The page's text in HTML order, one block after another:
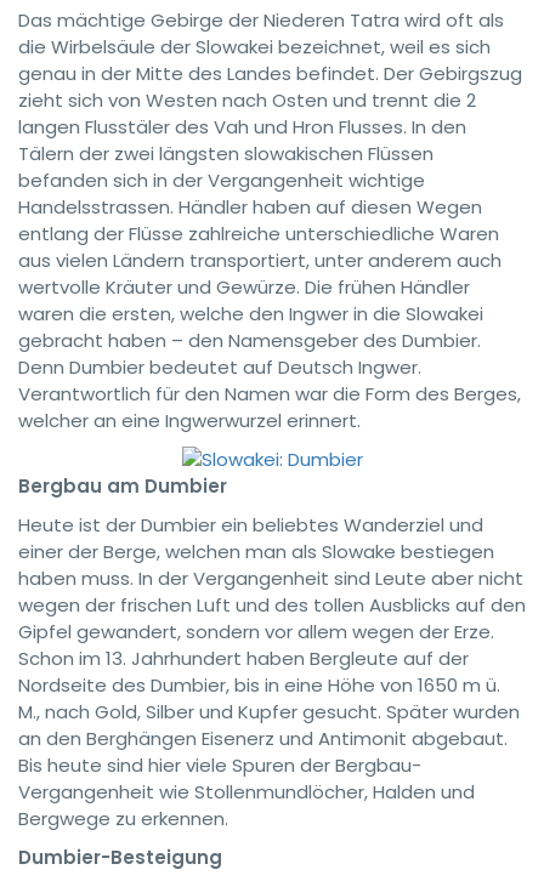
Das mächtige Gebirge der Niederen Tatra wird oft als
die Wirbelsäule der Slowakei bezeichnet, weil es sich
genau in der Mitte des Landes befindet. Der Gebirgszug
zieht sich von Westen nach Osten und trennt die 2
langen Flusstäler des Vah und Hron Flusses. In den
Tälern der zwei längsten slowakischen Flüssen
befanden sich in der Vergangenheit wichtige
Handelsstrassen. Händler haben auf diesen Wegen
entlang der Flüsse zahlreiche unterschiedliche Waren
aus vielen Ländern transportiert, unter anderem auch
wertvolle Kräuter und Gewürze. Die frühen Händler
waren die ersten, welche den Ingwer in die Slowakei
gebracht haben – den Namensgeber des Dumbier.
Denn Dumbier bedeutet auf Deutsch Ingwer.
Verantwortlich für den Namen war die Form des Berges,
welcher an eine Ingwerwurzel erinnert.
Bergbau am Dumbier
Heute ist der Dumbier ein beliebtes Wanderziel und
einer der Berge, welchen man als Slowake bestiegen
haben muss. In der Vergangenheit sind Leute aber nicht
wegen der frischen Luft und des tollen Ausblicks auf den
Gipfel gewandert, sondern vor allem wegen der Erze.
Schon im 13. Jahrhundert haben Bergleute auf der
Nordseite des Dumbier, bis in eine Höhe von 1650 m ü.
M., nach Gold, Silber und Kupfer gesucht. Später wurden
an den Berghängen Eisenerz und Antimonit abgebaut.
Bis heute sind hier viele Spuren der Bergbau-
Vergangenheit wie Stollenmundlöcher, Halden und
Bergwege zu erkennen.
Dumbier-Besteigung